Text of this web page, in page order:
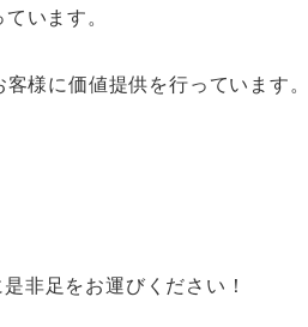
います。
様に価値提供を行っています。
非足をお運びください！